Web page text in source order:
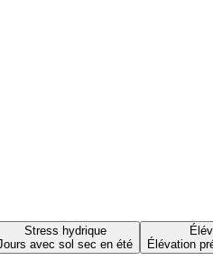
Stress hydrique
avec sol sec en été
Élévation